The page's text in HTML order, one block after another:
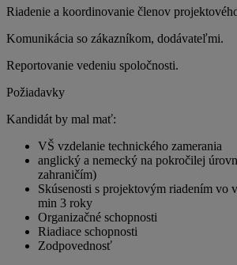
Riadenie a koordinovanie členov
Komunikácia so zákazníkom, dodávateľmi.
Reportovanie vedeniu spoločnosti.
Požiadavky
Kandidát by mal mať:
VŠ vzdelanie technického zamerania
anglický a nemecký na pokročilej
zahraničím)
Skúsenosti s projektovým riadením vo
min 3 roky
Organizačné schopnosti
Riadiace schopnosti
Zodpovednosť